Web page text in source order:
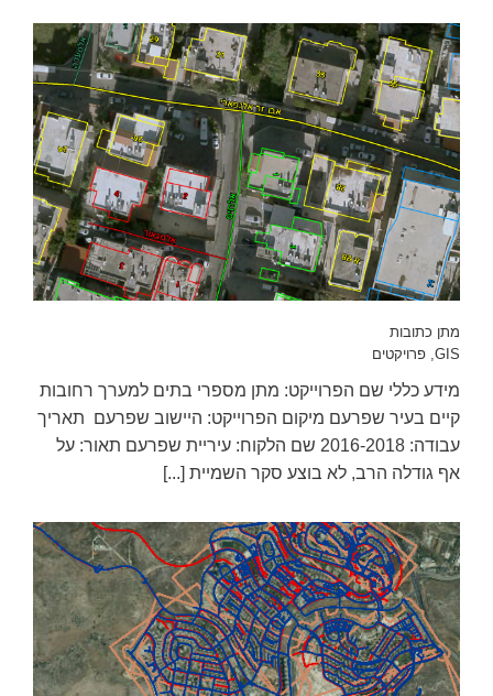
מתן כתובות
GIS פרויקטים
מידע כללי שם הפרוייקט: מתן מספרי בתים למערך רחובות
קיים בעיר שפרעם מיקום הפרוייקט: היישוב שפרעם תאריך
עבודה: 2016-2018 שם הלקוח: עיריית שפרעם תאור: על
אף גודלה הרב, לא בוצע סקר השמיית [...]